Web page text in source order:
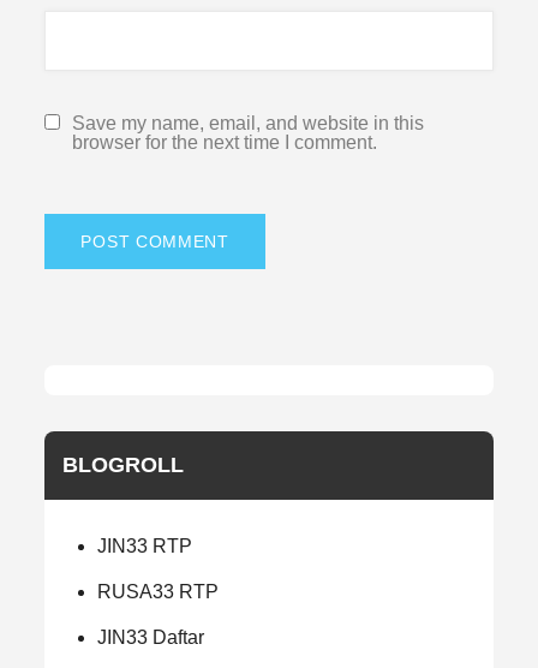
Save my name, email, and website in this
browser for the next time I comment.
BLOGROLL
JIN33 RTP
RUSA33 RTP
JIN33 Daftar